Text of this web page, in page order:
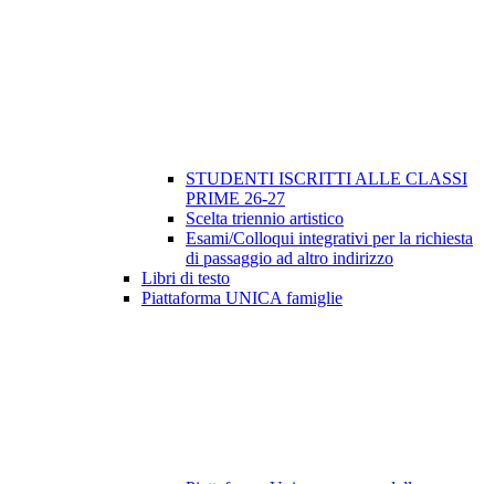
STUDENTI ISCRITTI ALLE CLASSI
PRIME 26-27
Scelta triennio artistico
Esami/Colloqui integrativi per la richiesta
di passaggio ad altro indirizzo
Libri di testo
Piattaforma UNICA famiglie